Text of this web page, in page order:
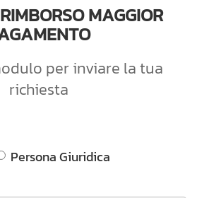
MAGGIOR
per inviare la tua
richiesta
Persona Giuridica